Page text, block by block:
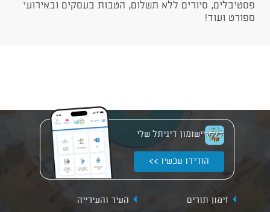
פסטיבלים, סיורים ללא תשלום, הטבות בעסקים ובאירועי
ספורט ועוד!
יישומון דיגיתל שלי
הורידו עכשיו >>
זימון תורים
העיר והעירייה